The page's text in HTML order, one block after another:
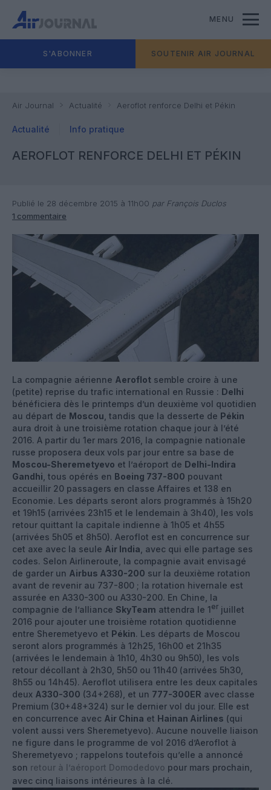
MENU
S'ABONNER SOUTENIR AIR JOURNAL
Air Journal Actualité Aeroflot renforce Delhi et Pékin
Actualité Info pratique
AEROFLOT RENFORCE DELHI ET PÉKIN
Publié le 28 décembre 2015 à 11h00 par François Duclos
1 commentaire
La compagnie aérienne Aeroflot semble croire à une
(petite) reprise du trafic international en Russie : Delhi
bénéficiera dès le printemps d’un deuxième vol quotidien
au départ de Moscou , tandis que la desserte de Pékin
aura droit à une troisième rotation chaque jour à l’été
2016. A partir du 1er mars 2016, la compagnie nationale
russe proposera deux vols par jour entre sa base de
Moscou-Sheremetyevo et l’aéroport de Delhi-Indira
Gandhi , tous opérés en Boeing 737-800 pouvant
accueillir 20 passagers en classe Affaires et 138 en
Economie. Les départs seront alors programmés à 15h20
et 19h15 (arrivées 23h15 et le lendemain à 3h40), les vols
retour quittant la capitale indienne à 1h05 et 4h55
(arrivées 5h05 et 8h50). Aeroflot est en concurrence sur
cet axe avec la seule Air India , avec qui elle partage ses
codes. Selon Airlineroute, la compagnie avait envisagé
de garder un Airbus A330-200 sur la deuxième rotation
avant de revenir au 737-800 ; la rotation hivernale est
assurée en A330-300 ou A330-200. En Chine, la
compagnie de l’alliance SkyTeam attendra le 1er juillet
2016 pour ajouter une troisième rotation quotidienne
entre Sheremetyevo et Pékin. Les départs de Moscou
seront alors programmés à 12h25, 16h00 et 21h35
(arrivées le lendemain à 1h10, 4h30 ou 9h50), les vols
retour décollant à 2h30, 5h50 ou 11h40 (arrivées 5h30,
8h55 ou 14h45). Aeroflot utilisera entre les deux capitales
deux A330-300 (34+268), et un 777-300ER avec classe
Premium (30+48+324) sur le dernier vol du jour. Elle est
en concurrence avec Air China et Hainan Airlines (qui
volent aussi vers Sheremetyevo). Aucune nouvelle liaison
ne figure dans le programme de vol 2016 d’Aeroflot à
Sheremetyevo ; rappelons toutefois qu’elle a annoncé
son retour à l’aéroport Domodedovo pour mars prochain,
avec cinq liaisons intérieures à la clé.